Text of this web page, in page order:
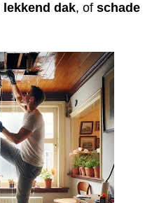
lekkend dak, of schade